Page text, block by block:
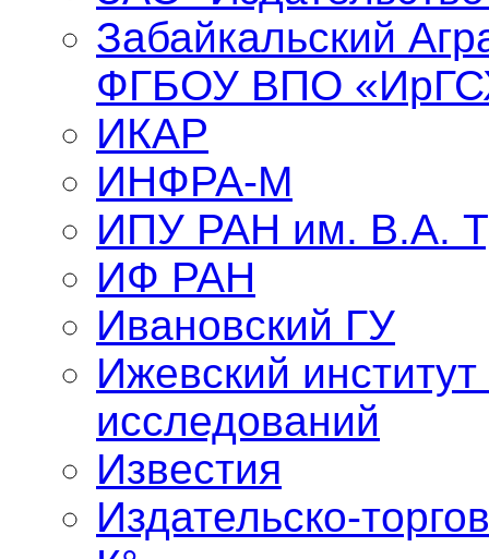
Забайкальский
ФГБОУ ВПО
ИКАР
ИНФРА-М
ИПУ РАН им. В.А.
ИФ РАН
Ивановский ГУ
Ижевский
исследований
Известия
Издательско-